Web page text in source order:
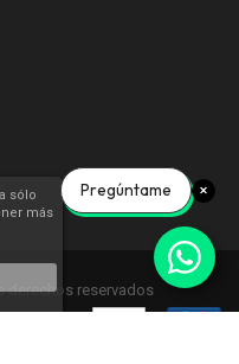
derechos reservados
sólo
más
Pregúntame